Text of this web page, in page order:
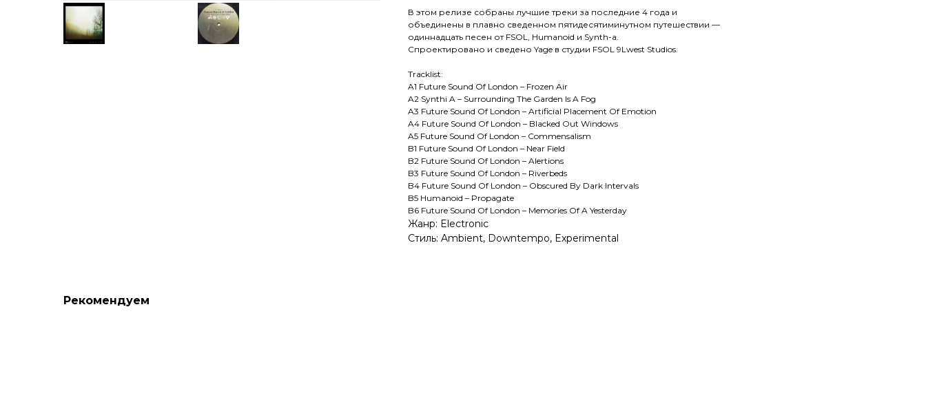
В этом релизе собраны лучшие треки за последние 4 года и
объединены в плавно сведенном пятидесятиминутном путешествии —
одиннадцать песен от FSOL, Humanoid и Synth-a.
Спроектировано и сведено Yage в студии FSOL 9Lwest Studios.
Tracklist:
A1 Future Sound Of London – Frozen Air
A2 Synthi A – Surrounding The Garden Is A Fog
A3 Future Sound Of London – Artificial Placement Of Emotion
A4 Future Sound Of London – Blacked Out Windows
A5 Future Sound Of London – Commensalism
B1 Future Sound Of London – Near Field
B2 Future Sound Of London – Alertions
B3 Future Sound Of London – Riverbeds
B4 Future Sound Of London – Obscured By Dark Intervals
B5 Humanoid – Propagate
B6 Future Sound Of London – Memories Of A Yesterday
Жанр: Electronic
Стиль: Ambient, Downtempo, Experimental
Рекомендуем